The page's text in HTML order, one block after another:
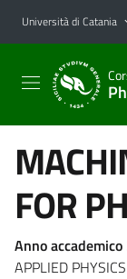
Vai al contenuto
Vai al menu di
Università di Catania
FOR
Anno
APPLIED